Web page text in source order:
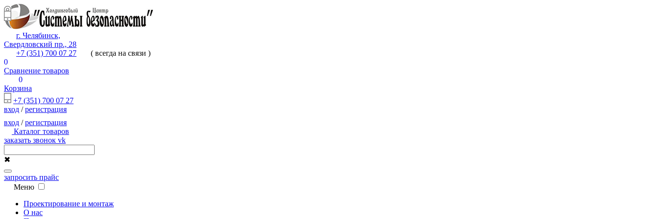
г. Челябинск,
Свердловский пр., 28
+7 (351) 700 07 27
( всегда на связи )
0
Сравнение товаров
0
Корзина
+7 (351) 700 07 27
вход /регистрация
вход /регистрация
Каталог товаров
заказать звонок vk
✖
запросить прайс
Меню
Проектирование и монтаж
О нас